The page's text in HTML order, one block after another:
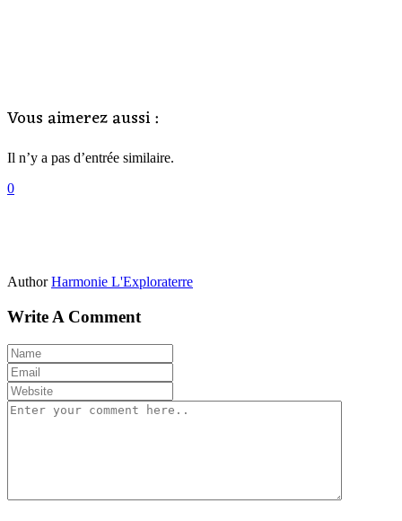
Vous aimerez aussi :
Il n’y a pas d’entrée similaire.
0
Author Harmonie L'Exploraterre
Write A Comment